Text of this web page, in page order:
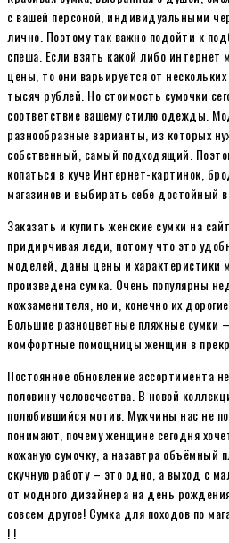
с вашей персоной, индивидуальными
лично. Поэтому так важно подойти к
спеша. Если взять какой либо интернет
цены, то они варьируется от
тысяч рублей. Но стоимость сумочки
соответствие вашему стилю одежды.
разнообразные варианты, из которых
собственный, самый подходящий.
копаться в куче Интернет-картинок,
магазинов и выбирать себе достойный
Заказать и купить женские сумки на
придирчивая леди, потому что это
моделей, даны цены и характеристики
произведена сумка. Очень популярны
кожзаменителя, но и, конечно их
Большие разноцветные пляжные сумки
комфортные помощницы женщин в
Постоянное обновление ассортимента
половину человечества. В новой
полюбившийся мотив. Мужчины нас не
понимают, почему женщине сегодня
кожаную сумочку, а назавтра объёмный
скучную работу – это одно, а выход с
от модного дизайнера на день
совсем другое! Сумка для походов по
! !